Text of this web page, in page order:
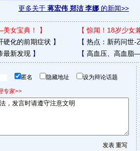
更多关于 蒋宏伟 郑洁 李娜 的新闻>>
女宝典！ 】 【惊闻！18岁少女
硬化的前期症状 】 【 热点：新药问世-
最新发现】 【 高血压、高血脂
匿名 隐藏地址 设为辩论话题
专家>>